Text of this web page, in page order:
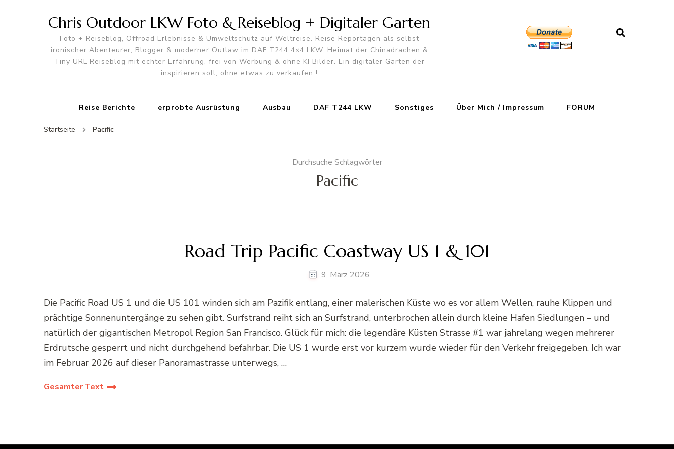
Chris Outdoor LKW Foto & Reiseblog + Digitaler Garten
Foto + Reiseblog, Offroad Erlebnisse & Umweltschutz auf Weltreise. Reise Reportagen als selbst
ironischer Abenteurer, Blogger & moderner Outlaw im DAF T244 4×4 LKW. Heimat der Chinadrachen &
Tiny URL Reiseblog mit echter Erfahrung, frei von Werbung & ohne KI Bilder. Ein digitaler Garten der
inspirieren soll, ohne etwas zu verkaufen !
Reise Berichte erprobte Ausrüstung Ausbau DAF T244 LKW Sonstiges Über Mich / Impressum FORUM
Startseite Pacific
Durchsuche Schlagwörter
Pacific
Road Trip Pacific Coastway US 1 & 101
9. März 2026
Die Pacific Road US 1 und die US 101 winden sich am Pazifik entlang, einer malerischen Küste wo es vor allem Wellen, rauhe Klippen und
prächtige Sonnenuntergänge zu sehen gibt. Surfstrand reiht sich an Surfstrand, unterbrochen allein durch kleine Hafen Siedlungen – und
natürlich der gigantischen Metropol Region San Francisco. Glück für mich: die legendäre Küsten Strasse #1 war jahrelang wegen mehrerer
Erdrutsche gesperrt und nicht durchgehend befahrbar. Die US 1 wurde erst vor kurzem wurde wieder für den Verkehr freigegeben. Ich war
im Februar 2026 auf dieser Panoramastrasse unterwegs, …
Gesamter Text